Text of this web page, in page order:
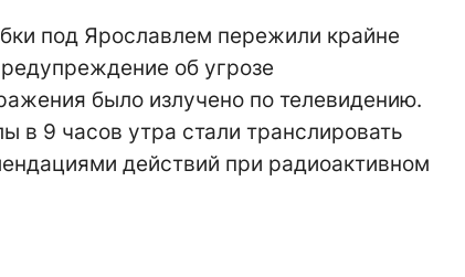
под Ярославлем пережили крайне
об угрозе
было излучено по телевидению.
в 9 часов утра стали транслировать
действий при радиоактивном